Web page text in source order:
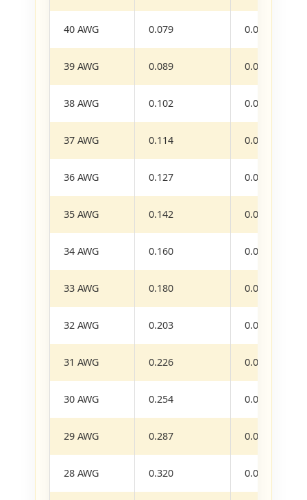
40 AWG 0.079 0.0049
39 AWG 0.089 0.0062
38 AWG 0.102 0.0081
37 AWG 0.114 0.0103
36 AWG 0.127 0.0127
35 AWG 0.142 0.0159
34 AWG 0.160 0.0200
33 AWG 0.180 0.0255
32 AWG 0.203 0.0324
31 AWG 0.226 0.0401
30 AWG 0.254 0.0507
29 AWG 0.287 0.0647
28 AWG 0.320 0.0804